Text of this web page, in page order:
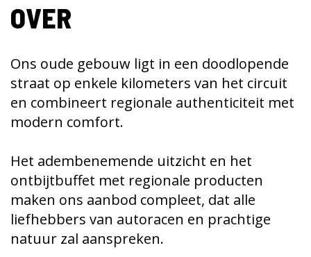
OVER
Ons oude gebouw ligt in een doodlopende
straat op enkele kilometers van het circuit
en combineert regionale authenticiteit met
modern comfort.
Het adembenemende uitzicht en het
ontbijtbuffet met regionale producten
maken ons aanbod compleet, dat alle
liefhebbers van autoracen en prachtige
natuur zal aanspreken.